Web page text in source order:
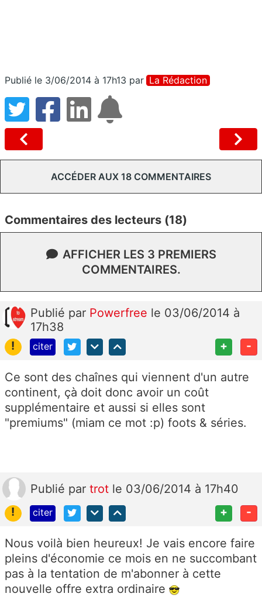
Publié le 3/06/2014 à 17h13 par La Rédaction
ACCÉDER AUX 18 COMMENTAIRES
Commentaires des lecteurs (18)
AFFICHER LES 3 PREMIERS
COMMENTAIRES.
Publié par Powerfree le 03/06/2014 à
17h38
!
citer + -
Ce sont des chaînes qui viennent d'un autre
continent, çà doit donc avoir un coût
supplémentaire et aussi si elles sont
"premiums" (miam ce mot :p) foots & séries.
Publié par trot le 03/06/2014 à 17h40
!
citer + -
Nous voilà bien heureux! Je vais encore faire
pleins d'économie ce mois en ne succombant
pas à la tentation de m'abonner à cette
nouvelle offre extra ordinaire